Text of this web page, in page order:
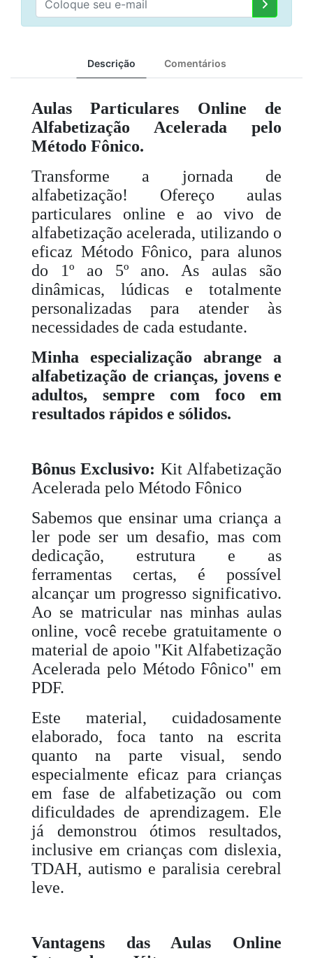
Descrição Comentários
Aulas Particulares Online de
Alfabetização Acelerada pelo
Método Fônico.
Transforme a jornada de
alfabetização! Ofereço aulas
particulares online e ao vivo de
alfabetização acelerada, utilizando o
eficaz Método Fônico, para alunos
do 1º ao 5º ano. As aulas são
dinâmicas, lúdicas e totalmente
personalizadas para atender às
necessidades de cada estudante.
Minha especialização abrange a
alfabetização de crianças, jovens e
adultos, sempre com foco em
resultados rápidos e sólidos.
Bônus Exclusivo: Kit Alfabetização
Acelerada pelo Método Fônico
Sabemos que ensinar uma criança a
ler pode ser um desafio, mas com
dedicação, estrutura e as
ferramentas certas, é possível
alcançar um progresso significativo.
Ao se matricular nas minhas aulas
online, você recebe gratuitamente o
material de apoio "Kit Alfabetização
Acelerada pelo Método Fônico" em
PDF.
Este material, cuidadosamente
elaborado, foca tanto na escrita
quanto na parte visual, sendo
especialmente eficaz para crianças
em fase de alfabetização ou com
dificuldades de aprendizagem. Ele
já demonstrou ótimos resultados,
inclusive em crianças com dislexia,
TDAH, autismo e paralisia cerebral
leve.
Vantagens das Aulas Online